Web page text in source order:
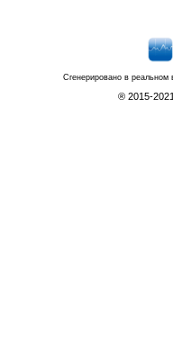
Сгенерировано в реальном
® 2015-